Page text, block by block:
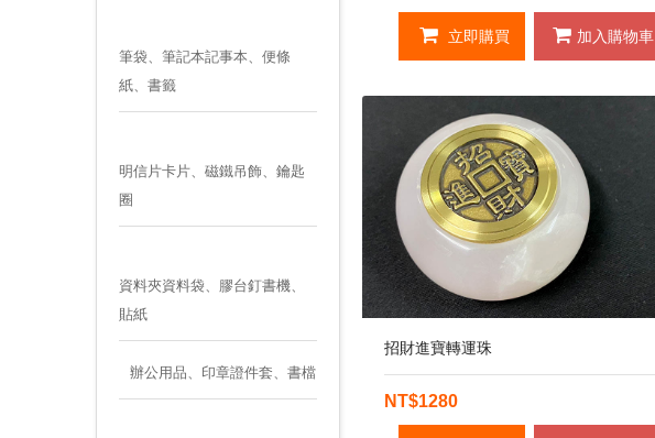
筆袋、筆記本記事本、便條
紙、書籤
明信片卡片、磁鐵吊飾、鑰匙
圈
資料夾資料袋、膠台釘書機、
貼紙
辦公用品、印章證件套、書檔
立即購買 加入購物車
招財進寶轉運珠
NT$1280